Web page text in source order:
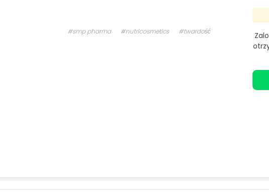
#smp pharma #nutricosmetics #twardość